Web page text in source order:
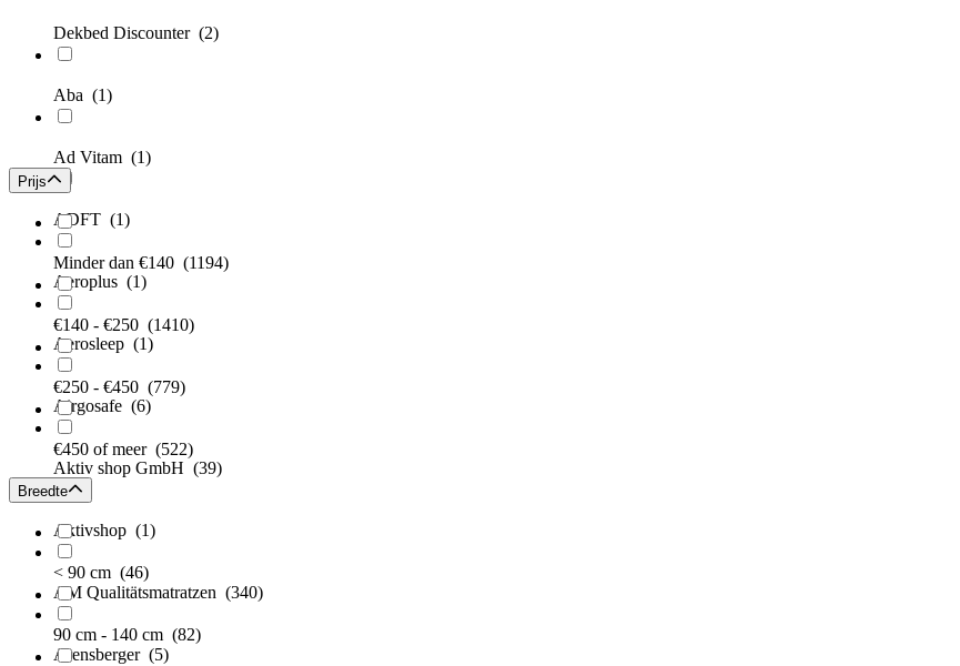
Dekbed Discounter (2)
Aba (1)
Ad Vitam (1)
ADFT (1)
Aeroplus (1)
Aerosleep (1)
Airgosafe (6)
Aktiv shop GmbH (39)
Aktivshop (1)
AM Qualitätsmatratzen (340)
Arensberger (5)
Prijs
Minder dan €140 (1194)
€140 - €250 (1410)
€250 - €450 (779)
€450 of meer (522)
Breedte
< 90 cm (46)
90 cm - 140 cm (82)